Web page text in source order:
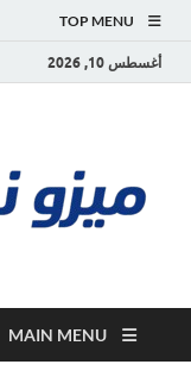
TOP MENU
أغسطس 10, 2026
MAIN MENU